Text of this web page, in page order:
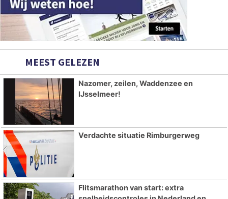
MEEST GELEZEN
Nazomer, zeilen, Waddenzee en
IJsselmeer!
Verdachte situatie Rimburgerweg
Flitsmarathon van start: extra